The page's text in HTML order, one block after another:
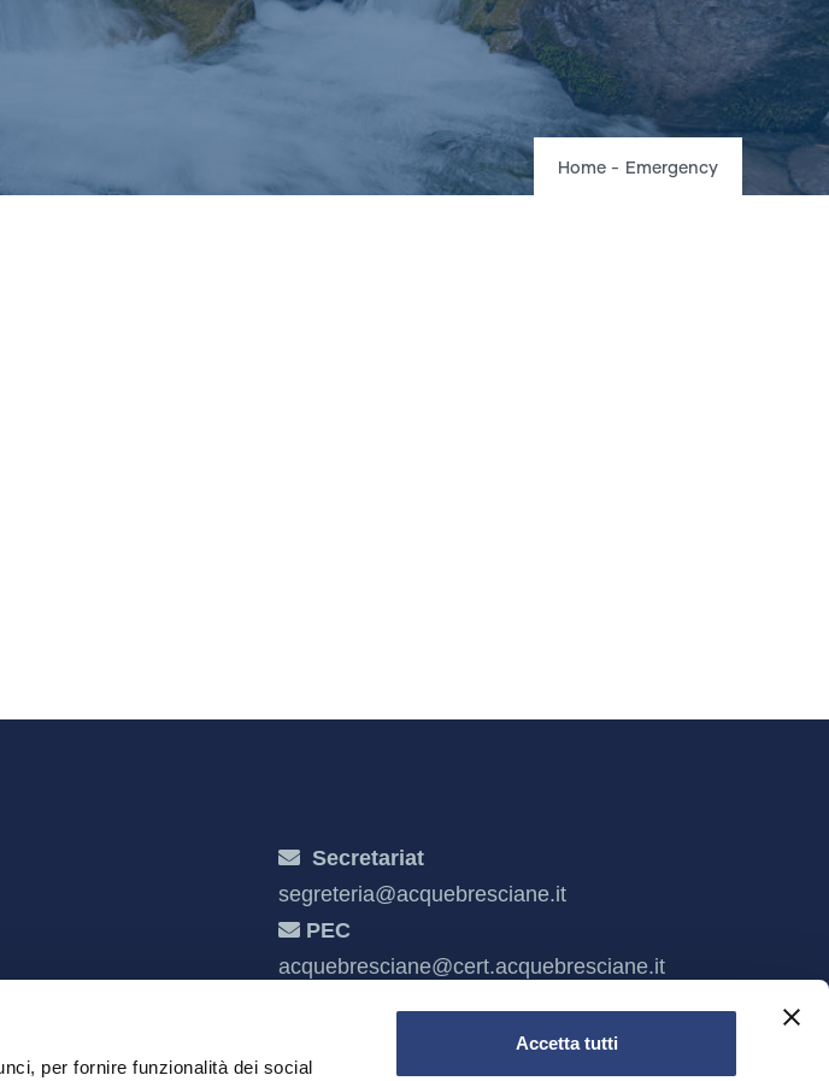
per fornire funzionalità dei social
Accetta tutti
Breadcrumb
Home - Emergency
Secretariat
segreteria@acquebresciane.it
PEC
acquebresciane@cert.acquebresciane.it